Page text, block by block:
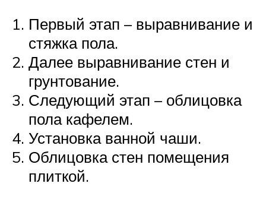
Первый этап – выравнивание и
стяжка пола.
Далее выравнивание стен и
грунтование.
Следующий этап – облицовка
пола кафелем.
Установка ванной чаши.
Облицовка стен помещения
плиткой.